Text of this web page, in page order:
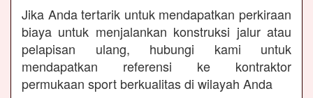
Jika Anda tertarik untuk mendapatkan perkiraan
biaya untuk menjalankan konstruksi jalur atau
pelapisan ulang, hubungi kami untuk
mendapatkan referensi ke kontraktor
permukaan sport berkualitas di wilayah Anda